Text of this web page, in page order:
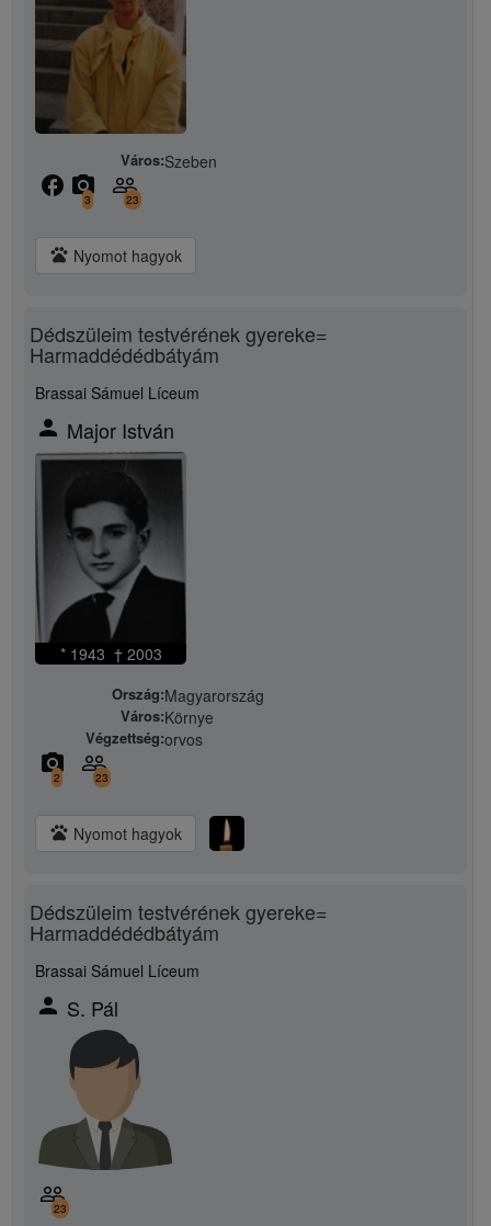
Város:Szeben
facebook camera_alt
3
people_outline
23
pets Nyomot hagyok
Dédszüleim testvérének gyereke=
Harmaddédédbátyám
Brassai Sámuel Líceum
person Major István
* 1943 † 2003
Ország:Magyarország
Város:Környe
Végzettség:orvos
camera_alt
2
people_outline
23
pets Nyomot hagyok
Dédszüleim testvérének gyereke=
Harmaddédédbátyám
Brassai Sámuel Líceum
person S. Pál
people_outline
23